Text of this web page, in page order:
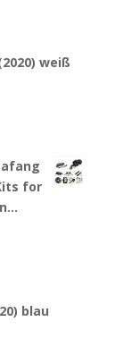
weiß
for
blau